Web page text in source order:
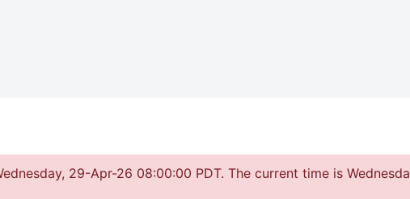
29-Apr-26 08:00:00 PDT. The current time is